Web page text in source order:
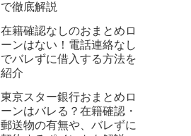
で徹底解説
在籍確認なしのおまとめロ
ーンはない！電話連絡なし
でバレずに借入する方法を
紹介
東京スター銀行おまとめロ
ーンはバレる？在籍確認・
郵送物の有無や、バレずに